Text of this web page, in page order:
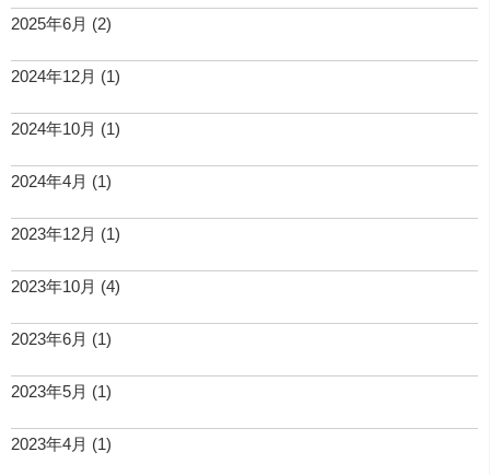
2025年6月 (2)
2024年12月 (1)
2024年10月 (1)
2024年4月 (1)
2023年12月 (1)
2023年10月 (4)
2023年6月 (1)
2023年5月 (1)
2023年4月 (1)